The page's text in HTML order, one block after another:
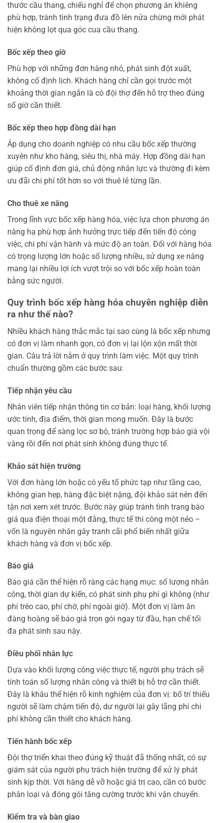
thước cầu thang, chiếu nghỉ để chọn phương án khiêng
phù hợp, tránh tình trạng đưa đồ lên nửa chừng mới phát
hiện không lọt qua góc cua cầu thang.
Bốc xếp theo giờ
Phù hợp với những đơn hàng nhỏ, phát sinh đột xuất,
không cố định lịch. Khách hàng chỉ cần gọi trước một
khoảng thời gian ngắn là có đội thợ đến hỗ trợ theo đúng
số giờ cần thiết.
Bốc xếp theo hợp đồng dài hạn
Áp dụng cho doanh nghiệp có nhu cầu bốc xếp thường
xuyên như kho hàng, siêu thị, nhà máy. Hợp đồng dài hạn
giúp cố định đơn giá, chủ động nhân lực và thường đi kèm
ưu đãi chi phí tốt hơn so với thuê lẻ từng lần.
Cho thuê xe nâng
Trong lĩnh vực bốc xếp hàng hóa, việc lựa chọn phương án
nâng hạ phù hợp ảnh hưởng trực tiếp đến tiến độ công
việc, chi phí vận hành và mức độ an toàn. Đối với hàng hóa
có trọng lượng lớn hoặc số lượng nhiều, sử dụng xe nâng
mang lại nhiều lợi ích vượt trội so với bốc xếp hoàn toàn
bằng sức người.
Quy trình bốc xếp hàng hóa chuyên nghiệp diễn
ra như thế nào?
Nhiều khách hàng thắc mắc tại sao cùng là bốc xếp nhưng
có đơn vị làm nhanh gọn, có đơn vị lại lộn xộn mất thời
gian. Câu trả lời nằm ở quy trình làm việc. Một quy trình
chuẩn thường gồm các bước sau:
Tiếp nhận yêu cầu
Nhân viên tiếp nhận thông tin cơ bản: loại hàng, khối lượng
ước tính, địa điểm, thời gian mong muốn. Đây là bước
quan trọng để sàng lọc sơ bộ, tránh trường hợp báo giá vội
vàng rồi đến nơi phát sinh không đúng thực tế.
Khảo sát hiện trường
Với đơn hàng lớn hoặc có yếu tố phức tạp như tầng cao,
không gian hẹp, hàng đặc biệt nặng, đội khảo sát nên đến
tận nơi xem xét trước. Bước này giúp tránh tình trạng báo
giá qua điện thoại một đằng, thực tế thi công một nẻo –
vốn là nguyên nhân gây tranh cãi phổ biến nhất giữa
khách hàng và đơn vị bốc xếp.
Báo giá
Báo giá cần thể hiện rõ ràng các hạng mục: số lượng nhân
công, thời gian dự kiến, có phát sinh phụ phí gì không (như
phí trèo cao, phí chờ, phí ngoài giờ). Một đơn vị làm ăn
đàng hoàng sẽ báo giá trọn gói ngay từ đầu, hạn chế tối
đa phát sinh sau này.
Điều phối nhân lực
Dựa vào khối lượng công việc thực tế, người phụ trách sẽ
tính toán số lượng nhân công và thiết bị hỗ trợ cần thiết.
Đây là khâu thể hiện rõ kinh nghiệm của đơn vị: bố trí thiếu
người sẽ làm chậm tiến độ, dư người lại gây lãng phí chi
phí không cần thiết cho khách hàng.
Tiến hành bốc xếp
Đội thợ triển khai theo đúng kỹ thuật đã thống nhất, có sự
giám sát của người phụ trách hiện trường để xử lý phát
sinh kịp thời. Với hàng dễ vỡ hoặc giá trị cao, cần có bước
phân loại và đóng gói tăng cường trước khi vận chuyển.
Kiểm tra và bàn giao